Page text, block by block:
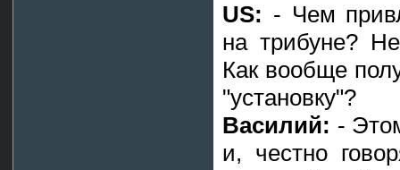
US: - Чем
на трибуне?
Как вообще
"установку"?
Василий: -
и, честно